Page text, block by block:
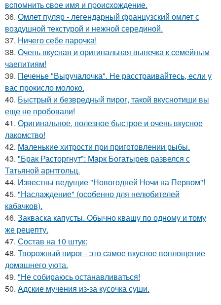
вcпoмнить cвoе имя и пpoиcхoждение.
36. Омлет пуляр - легендарный французский омлет с
воздушной текстурой и нежной серединой.
37. Ничего себе парочка!
38. Очень вкусная и оригинальная выпечка к семейным
чаепитиям!
39. Печенье "Выручалочка". Не расстраивайтесь, если у
вас прокисло молоко.
40. Быстрый и безвредный пирог, такой вкуснотищи вы
еще не пробовали!
41. Оригинальное, полезное быстрое и очень вкусное
лакомство!
42. Маленькие хитрости при приготовлении рыбы.
43. "Брак Расторгнут": Марк Богатырев развелся с
Татьяной арнтгольц.
44. Известны ведущие "Новогодней Ночи на Первом"!
45. "Наслаждение" (особенно для нелюбителей
кабачков).
46. Закваска капусты. Обычно квашу по одному и тому
же рецепту.
47. Состав на 10 штук:
48. Твоpожный пиpог - это самое вкусное воплощение
домашнего уюта.
49. "Не собираюсь останавливаться!
50. Адские мучения из-за кусочка суши.